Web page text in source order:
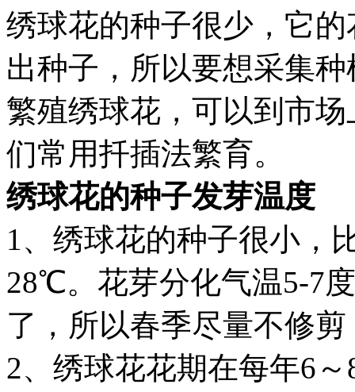
绣球花的种子很少，它
出种子，所以要想采集
繁殖绣球花，可以到市
们常用扦插法繁育。
绣球花的种子发芽温度
1、绣球花的种子很小，
28℃。花芽分化气温5-7
了，所以春季尽量不修
2、绣球花花期在每年6